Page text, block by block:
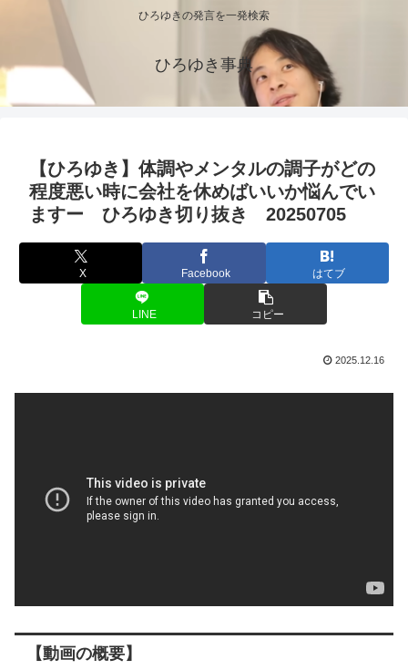
ひろゆきの発言を一発検索
ひろゆき事典
【ひろゆき】体調やメンタルの調子がどの
程度悪い時に会社を休めばいいか悩んでい
ますー ひろゆき切り抜き 20250705
X Facebook はてブ
LINE コピー
2025.12.16
【動画の概要】